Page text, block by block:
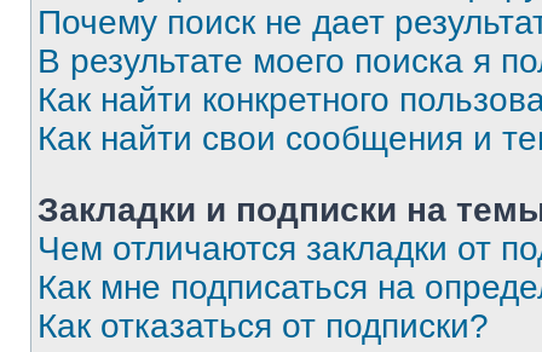
Почему поиск не дает
В результате моего поиска я
Как найти конкретного
Как найти свои сообщения и
Закладки и подписки на
Чем отличаются закладки от
Как мне подписаться на
Как отказаться от подписки?